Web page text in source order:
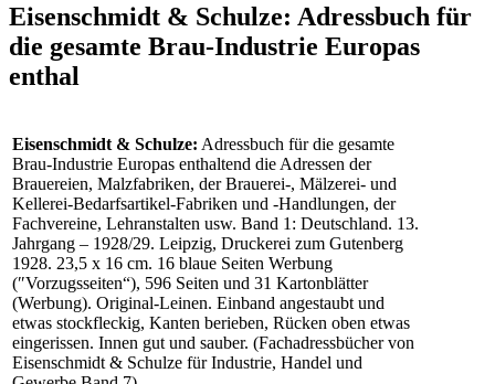
Eisenschmidt & Schulze: Adressbuch für
die gesamte Brau-Industrie Europas
enthal
Eisenschmidt & Schulze: Adressbuch für die gesamte
Brau-Industrie Europas enthaltend die Adressen der
Brauereien, Malzfabriken, der Brauerei-, Mälzerei- und
Kellerei-Bedarfsartikel-Fabriken und -Handlungen, der
Fachvereine, Lehranstalten usw. Band 1: Deutschland. 13.
Jahrgang – 1928/29. Leipzig, Druckerei zum Gutenberg
1928. 23,5 x 16 cm. 16 blaue Seiten Werbung
(″Vorzugsseiten“), 596 Seiten und 31 Kartonblätter
(Werbung). Original-Leinen. Einband angestaubt und
etwas stockfleckig, Kanten berieben, Rücken oben etwas
eingerissen. Innen gut und sauber. (Fachadressbücher von
Eisenschmidt & Schulze für Industrie, Handel und